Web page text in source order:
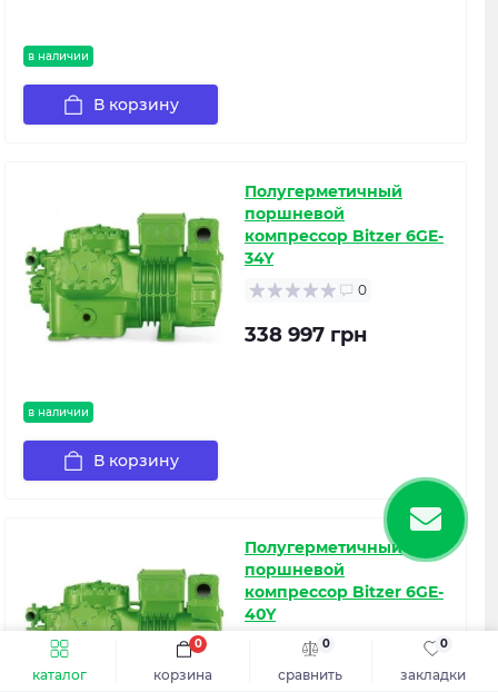
каталог сравнить
0
закладки
0
корзина
0
в наличии
В корзину
в наличии
Полугерметичный
поршневой
компрессор Bitzer 6GE-
34Y
0
338 997 грн
В корзину
Полугерметичный
поршневой
компрессор Bitzer 6GE-
40Y